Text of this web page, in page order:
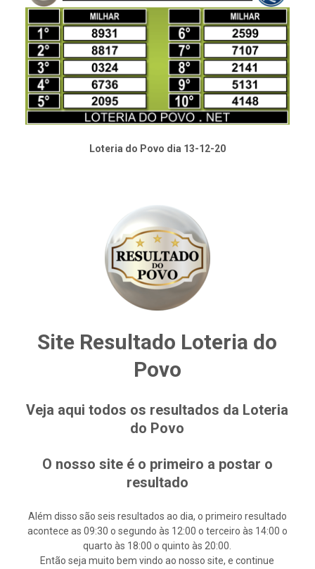
Loteria do Povo dia 13-12-20
Site Resultado Loteria do
Povo
Veja aqui todos os resultados da Loteria
do Povo
O nosso site é o primeiro a postar o
resultado
Além disso são seis resultados ao dia, o primeiro resultado
acontece as 09:30 o segundo às 12:00 o terceiro às 14:00 o
quarto às 18:00 o quinto às 20:00.
Então seja muito bem vindo ao nosso site, e continue